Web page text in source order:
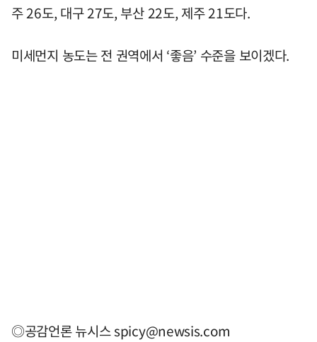
주 26도, 대구 27도, 부산 22도, 제주 21도다.
미세먼지 농도는 전 권역에서 ‘좋음’ 수준을 보이겠다.
◎공감언론 뉴시스spicy@newsis.com